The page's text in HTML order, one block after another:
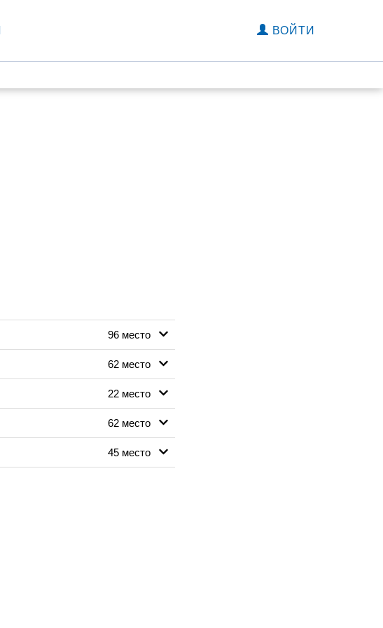
ВОЙТИ
96 место
62 место
22 место
62 место
45 место